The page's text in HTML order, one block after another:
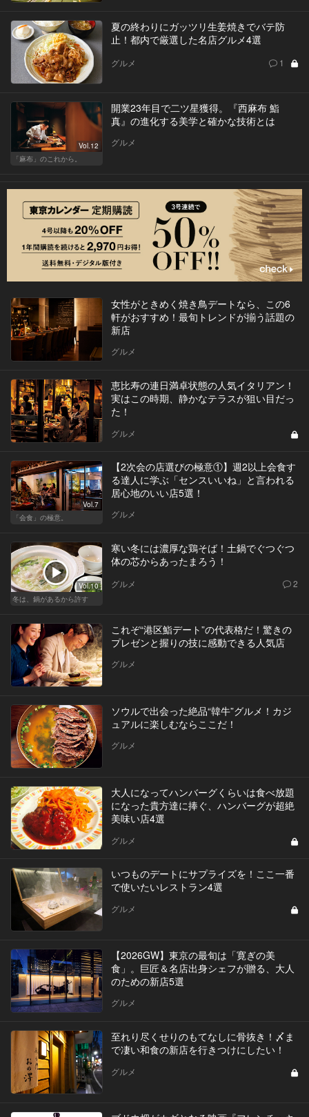
夏の終わりにガッツリ生姜焼きでバテ防
止！都内で厳選した名店グルメ4選
グルメ 1
Vol.12
「麻布」のこれから。
開業23年目で二ツ星獲得。『西麻布 鮨
真』の進化する美学と確かな技術とは
グルメ
女性がときめく焼き鳥デートなら、この6
軒がおすすめ！最旬トレンドが揃う話題の
新店
グルメ
恵比寿の連日満卓状態の人気イタリアン！
実はこの時期、静かなテラスが狙い目だっ
た！
グルメ
Vol.7
「会食」の極意。
【2次会の店選びの極意①】週2以上会食す
る達人に学ぶ「センスいいね」と言われる
居心地のいい店5選！
グルメ
Vol.10
冬は、鍋があるから許す
寒い冬には濃厚な鶏そば！土鍋でぐつぐつ
体の芯からあったまろう！
グルメ 2
これぞ“港区鮨デート”の代表格だ！驚きの
プレゼンと握りの技に感動できる人気店
グルメ
ソウルで出会った絶品“韓牛”グルメ！カジ
ュアルに楽しむならここだ！
グルメ
大人になってハンバーグくらいは食べ放題
になった貴方達に捧ぐ、ハンバーグが超絶
美味い店4選
グルメ
いつものデートにサプライズを！ここ一番
で使いたいレストラン4選
グルメ
【2026GW】東京の最旬は「寛ぎの美
食」。巨匠＆名店出身シェフが贈る、大人
のための新店5選
グルメ
至れり尽くせりのもてなしに骨抜き！〆ま
で凄い和食の新店を行きつけにしたい！
グルメ